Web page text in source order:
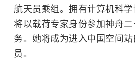
航天员乘组。拥有计算机科
将以载荷专家身份参加神舟
务。她将成为进入中国空间
员。